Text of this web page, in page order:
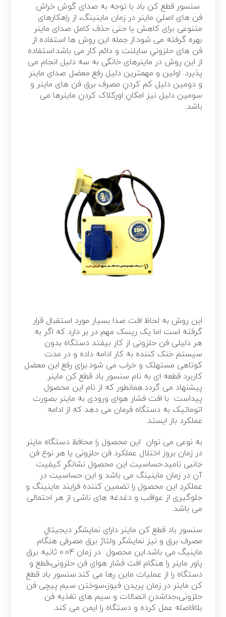
سنسور قطع کن باد با توجه به صدای گوش خراش
فن های اصلیِ ماینر در زمان ماینینگ، از راهکارهای
متنوعی برای کاهش یا حتی حذف کامل صدای ماینر
بهره گرفته می شود.از جمله این روش ها استفاده از
فن های حلزونیِ سایلنت و دائم کار می باشد.استفاده
از این روش در ماینرهای خانگی به سه دلیل انجام می
پذیرد. اولین و مهمترین دلیل رفع معضل صدای ماینر
و دومین دلیل کم کردنِ مصرف برق فن های ماینر و
سومین دلیل نیز امکانِ اورکلاک کردنِ ماینرها می
باشد.
این روش به لحاظ افت صدا بسیار مورد استقبال قرار
گرفته است اما یک ریسک مهم در بر دارد که اگر به
هر دلیلی فن حلزونی از کار بیفتد دستگاه بدون
سیستم خنک کننده به کار ادامه داده و در مدت
کوتاهی مستهلک و خراب می شود.برای رفع این معضل
کاربرد قطعه ای به نام سنسور باد قطع کن ماینر
پیشنهاد می گردد.همانطور که از نام این محصول
پیداست با افت فشار هوای ورودی به ماینر بصورت
اتوماتیک به دستگاه فرمان می دهد که از ادامه
عملکرد باز ایستد.
به نوعی می توان این محصول را محافظ دستگاه ماینر
در زمان بروز اختلال عملکرد فن حلزونی یا هر نوع فن
جانبی نامید.حساسیت این محصول نشانگرِ کیفیت
آن در زمان ماینینگ می باشد و این حساسیت در
عملکردِ این محصول را تضمین کننده فرایند ماینینگ و
جلوگیری از عواقب و دغدغه های ناشی از هر احتمالی
می باشد.
سنسور باد قطع کن ماینر دارای نمایشگر دیجیتالِ
مصرف برق و نیز نمایشگر ولتاژ برق مصرفی هنگام
ماینیگ می باشد.این محصول در زمان 0.04 ثانیه برق
پاور ماینر را هنگام افت فشار هوای فن حلزونی،قطع و
دستگاه را از عملیات ماین رها می کند.سنسور باد قطع
کن ماینر در زمان پریدن فیوز،سوختن سیم پیچی فن
حلزونی،جداشدنِ اتصالات و سیم های تغذیه فن
بلافاصله عمل کرده و دستگاه را ایمن می کند.